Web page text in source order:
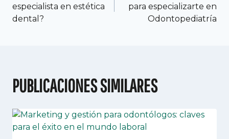
especialista en estética
dental?
para especializarte en
Odontopediatría
PUBLICACIONES SIMILARES